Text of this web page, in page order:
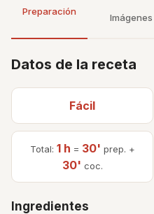
Preparación
Imágenes
Datos de la receta
Fácil
Total: 1 h = 30' prep. +
30' coc.
Ingredientes